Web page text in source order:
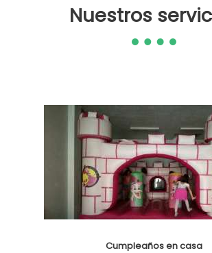
Nuestros
Cumpleaños en casa